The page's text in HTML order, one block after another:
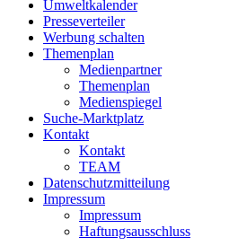
Umweltkalender
Presseverteiler
Werbung schalten
Themenplan
Medienpartner
Themenplan
Medienspiegel
Suche-Marktplatz
Kontakt
Kontakt
TEAM
Datenschutzmitteilung
Impressum
Impressum
Haftungsausschluss